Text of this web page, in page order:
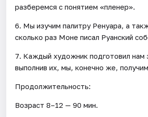
разберемся с понятием «пленер».
6. Мы изучим палитру Ренуара, а
сколько раз Моне писал Руанский
7. Каждый художник подготовил нам
выполнив их, мы, конечно же,
Продолжительность:
Возраст 8–12 — 90 мин.